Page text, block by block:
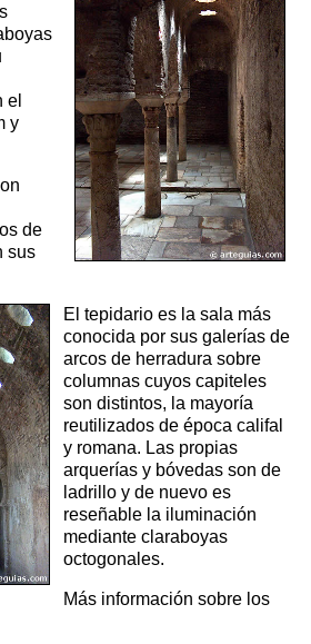
el
y
de
sus
El tepidario es la sala más
conocida por sus galerías de
arcos de herradura sobre
columnas cuyos capiteles
son distintos, la mayoría
reutilizados de época califal
y romana. Las propias
arquerías y bóvedas son de
ladrillo y de nuevo es
reseñable la iluminación
mediante claraboyas
octogonales.
Más información sobre los